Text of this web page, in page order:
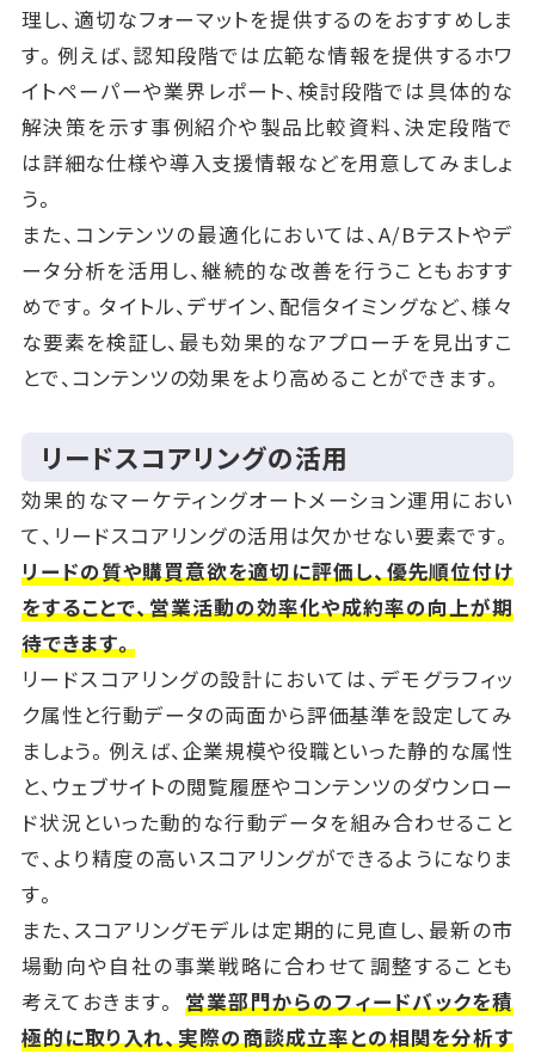
理し、適切なフォーマットを提供するのをおすすめしま
す。例えば、認知段階では広範な情報を提供するホワ
イトペーパーや業界レポート、検討段階では具体的な
解決策を示す事例紹介や製品比較資料、決定段階で
は詳細な仕様や導入支援情報などを用意してみましょ
う。
また、コンテンツの最適化においては、A/Bテストやデ
ータ分析を活用し、継続的な改善を行うこともおすす
めです。タイトル、デザイン、配信タイミングなど、様々
な要素を検証し、最も効果的なアプローチを見出すこ
とで、コンテンツの効果をより高めることができます。
リードスコアリングの活用
効果的なマーケティングオートメーション運用におい
て、リードスコアリングの活用は欠かせない要素です。
リードの質や購買意欲を適切に評価し、優先順位付け
をすることで、営業活動の効率化や成約率の向上が期
待できます。
リードスコアリングの設計においては、デモグラフィッ
ク属性と行動データの両面から評価基準を設定してみ
ましょう。例えば、企業規模や役職といった静的な属性
と、ウェブサイトの閲覧履歴やコンテンツのダウンロー
ド状況といった動的な行動データを組み合わせること
で、より精度の高いスコアリングができるようになりま
す。
また、スコアリングモデルは定期的に見直し、最新の市
場動向や自社の事業戦略に合わせて調整することも
考えておきます。 営業部門からのフィードバックを積
極的に取り入れ、実際の商談成立率との相関を分析す